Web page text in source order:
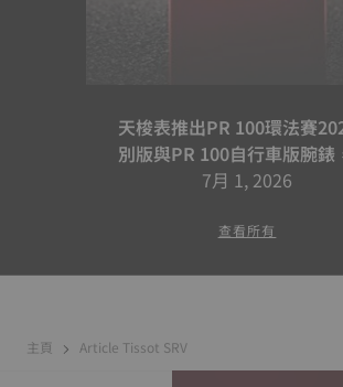
天梭表推出PR 100環法賽
別版與PR 100自行車版腕錶
寫騎乘合作篇章
7月 1, 2026
查看所有
主頁 Article Tissot SRV